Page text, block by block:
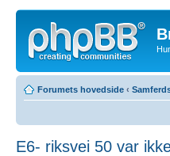
Forumets hovedside ‹
E6- riksvei 50 var